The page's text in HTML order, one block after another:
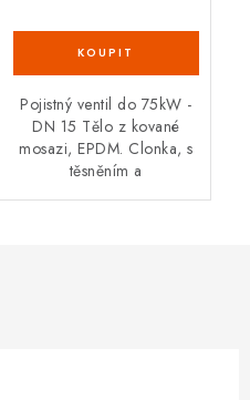
Pojistný ventil do 75kW -
DN 15 Tělo z kované
mosazi, EPDM. Clonka, s
těsněním a